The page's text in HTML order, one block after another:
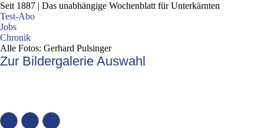
Seit 1887 | Das unabhängige Wochenblatt für Unterkärnten
Test-Abo
Jobs
Chronik
Alle Fotos: Gerhard Pulsinger
Zur Bildergalerie Auswahl